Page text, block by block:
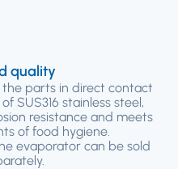
quality
the parts in direct contact
SUS316 stainless steel,
resistance and meets
of food hygiene
evaporator can be sold
.